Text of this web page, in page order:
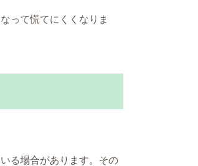
って慌てにくくなりま
る場合があります。その